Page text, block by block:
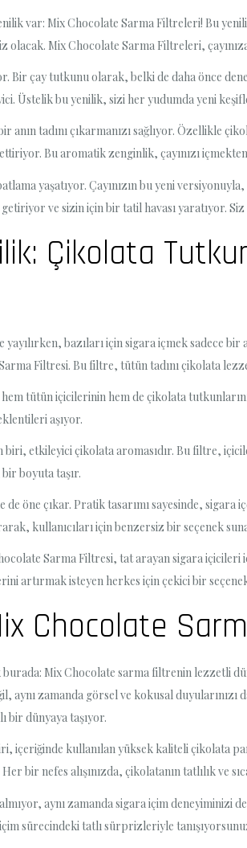
var: Mix Chocolate Sarma Filtreleri! Bu
olacak. Mix Chocolate Sarma Filtreleri,
Bir çay tutkunu olarak, belki de daha önce
Üstelik bu yenilik, sizi her yudumda yeni
tadını çıkarmanızı sağlıyor. Özellikle
Bu aromatik zenginlik, çayınızı
yaşatıyor. Çayınızın bu yeni
ve sizin için bir tatil havası yaratıyor.
Çikolata
bazıları için sigara içmek sadece
Filtresi. Bu filtre, tütün tadını çikolata
tütün içicilerinin hem de çikolata
aşıyor.
etkileyici çikolata aromasıdır. Bu filtre,
boyuta taşır.
öne çıkar. Pratik tasarımı sayesinde,
kullanıcıları için benzersiz bir seçenek
Sarma Filtresi, tat arayan sigara
artırmak isteyen herkes için çekici bir
Chocolate
Mix Chocolate sarma filtrenin lezzetli
aynı zamanda görsel ve kokusal
bir dünyaya taşıyor.
kullanılan yüksek kaliteli çikolata
bir nefes alışınızda, çikolatanın tatlılık ve
aynı zamanda sigara içim
sürecindeki tatlı sürprizleriyle